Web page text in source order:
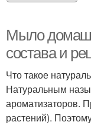
Мыло
состава и
Что такое
Натуральным
ароматизаторов.
растений).